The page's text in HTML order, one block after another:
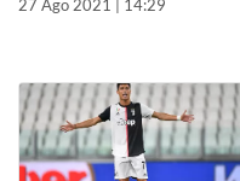
27 Ago 2021 | 14:29